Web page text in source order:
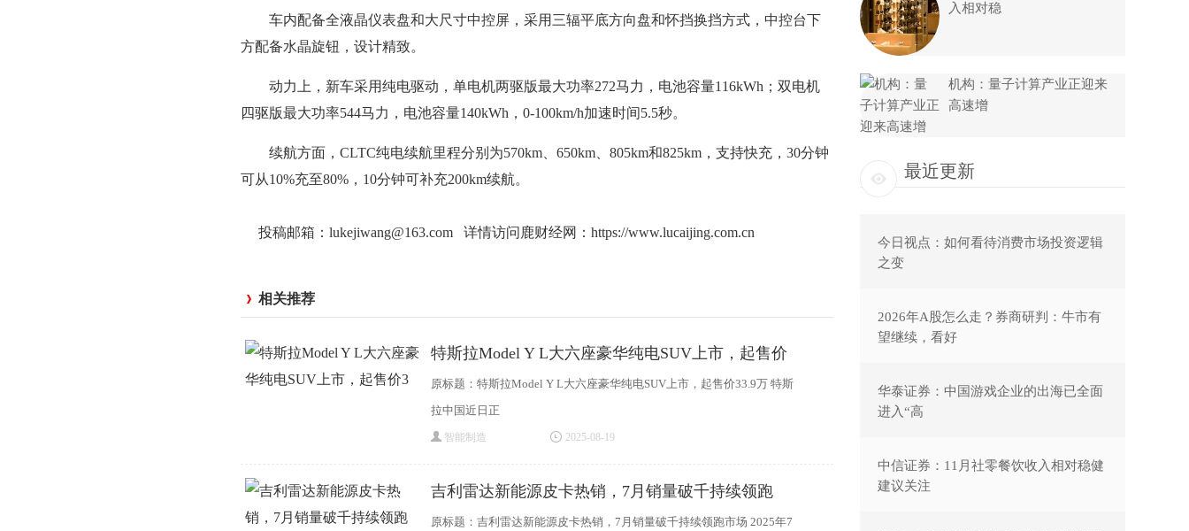
车内配备全液晶仪表盘和大尺寸中控屏，采用三辐平底方向盘和怀挡换挡方式，中控台下
方配备水晶旋钮，设计精致。
动力上，新车采用纯电驱动，单电机两驱版最大功率272马力，电池容量116kWh；双电机
四驱版最大功率544马力，电池容量140kWh，0-100km/h加速时间5.5秒。
续航方面，CLTC纯电续航里程分别为570km、650km、805km和825km，支持快充，30分钟
可从10%充至80%，10分钟可补充200km续航。
投稿邮箱：lukejiwang@163.com 详情访问鹿财经网： https://www.lucaijing.com.cn
相关推荐
特斯拉Model Y L大六座豪华纯电SUV上市，起售价
3
原标题：特斯拉Model Y L大六座豪华纯电SUV上市，起售价33.9万 特斯
拉中国近日正
智能制造 2025-08-19
吉利雷达新能源皮卡热销，7月销量破千持续领跑
原标题：吉利雷达新能源皮卡热销，7月销量破千持续领跑市场 2025年7
入相对稳
机构：量子计算产业正迎来
高速增
最近更新
今日视点：如何看待消费市场投资逻辑
之变
2026年A股怎么走？券商研判：牛市有
望继续，看好
华泰证券：中国游戏企业的出海已全面
进入“高
中信证券：11月社零餐饮收入相对稳健
建议关注